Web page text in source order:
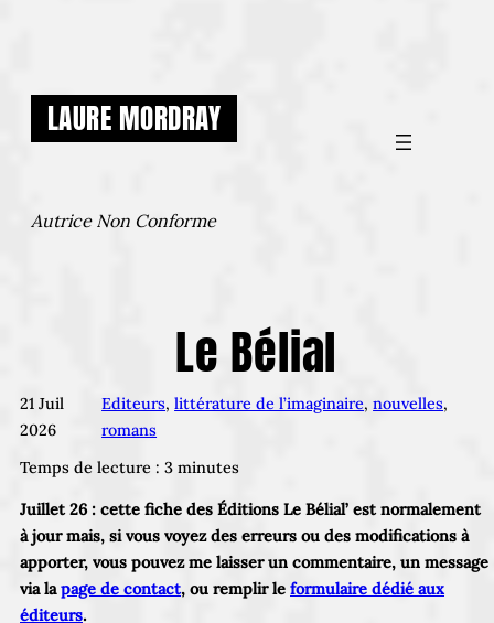
LAURE MORDRAY
Autrice Non Conforme
Le Bélial
21 Juil
2026
Editeurs, littérature de l’imaginaire, nouvelles
romans
Temps de lecture : 3 minutes
Juillet 26 : cette fiche des Éditions Le Bélial’ est normalement
à jour mais, si vous voyez des erreurs ou des modifications à
apporter, vous pouvez me laisser un commentaire, un message
via lapage de contact, ou remplir le formulaire dédié aux
éditeurs.